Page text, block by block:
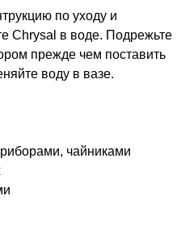
по уходу и
Chrysal в воде. Подрежьте
прежде чем поставить
воду в вазе.
чайниками